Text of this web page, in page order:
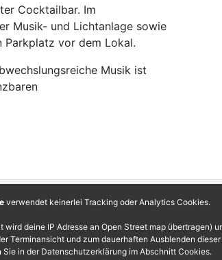
Cocktailbar. Im
Musik- und Lichtanlage sowie
Parkplatz vor dem Lokal.
Musik ist
verwendet keinerlei Tracking oder Analytics Cookies.
deine IP Adresse an Open Street map übertragen)
Terminansicht und zum dauerhaften Ausblenden
Sie in der Datenschutzerklärung im Abschnitt Cookies.